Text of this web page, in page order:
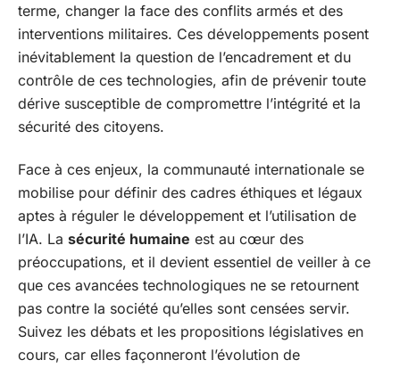
terme, changer la face des conflits armés et des
interventions militaires. Ces développements posent
inévitablement la question de l’encadrement et du
contrôle de ces technologies, afin de prévenir toute
dérive susceptible de compromettre l’intégrité et la
sécurité des citoyens.
Face à ces enjeux, la communauté internationale se
mobilise pour définir des cadres éthiques et légaux
aptes à réguler le développement et l’utilisation de
l’IA. La sécurité humaine est au cœur des
préoccupations, et il devient essentiel de veiller à ce
que ces avancées technologiques ne se retournent
pas contre la société qu’elles sont censées servir.
Suivez les débats et les propositions législatives en
cours, car elles façonneront l’évolution de